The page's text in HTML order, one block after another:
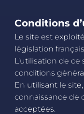
Conditions
Le site est
législation
L’utilisation de
conditions
En utilisant le
connaissance de
acceptées.